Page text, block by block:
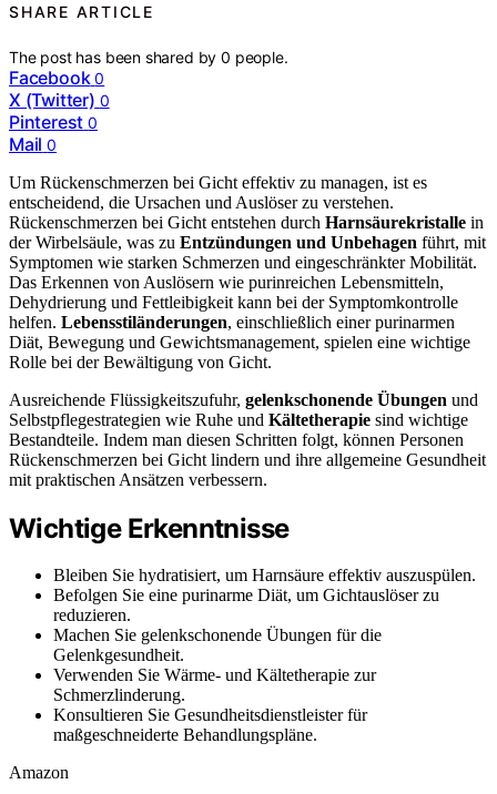
SHARE ARTICLE
The post has been shared by0 people.
Facebook 0
X (Twitter) 0
Pinterest 0
Mail 0
Um Rückenschmerzen bei Gicht effektiv zu managen, ist es
entscheidend, die Ursachen und Auslöser zu verstehen.
Rückenschmerzen bei Gicht entstehen durch Harnsäurekristalle in
der Wirbelsäule, was zu Entzündungen und Unbehagen führt, mit
Symptomen wie starken Schmerzen und eingeschränkter Mobilität.
Das Erkennen von Auslösern wie purinreichen Lebensmitteln,
Dehydrierung und Fettleibigkeit kann bei der Symptomkontrolle
helfen. Lebensstiländerungen, einschließlich einer purinarmen
Diät, Bewegung und Gewichtsmanagement, spielen eine wichtige
Rolle bei der Bewältigung von Gicht.
Ausreichende Flüssigkeitszufuhr, gelenkschonende Übungen und
Selbstpflegestrategien wie Ruhe und Kältetherapie sind wichtige
Bestandteile. Indem man diesen Schritten folgt, können Personen
Rückenschmerzen bei Gicht lindern und ihre allgemeine Gesundheit
mit praktischen Ansätzen verbessern.
Wichtige Erkenntnisse
Bleiben Sie hydratisiert, um Harnsäure effektiv auszuspülen.
Befolgen Sie eine purinarme Diät, um Gichtauslöser zu
reduzieren.
Machen Sie gelenkschonende Übungen für die
Gelenkgesundheit.
Verwenden Sie Wärme- und Kältetherapie zur
Schmerzlinderung.
Konsultieren Sie Gesundheitsdienstleister für
maßgeschneiderte Behandlungspläne.
Amazon